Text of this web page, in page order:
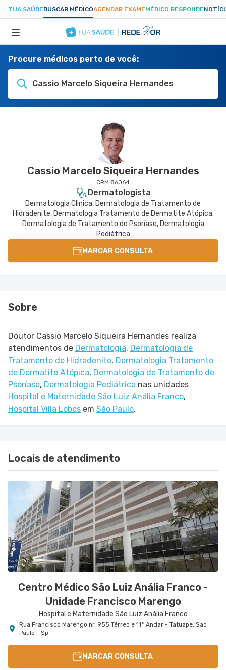
TUA SAÚDEBUSCAR MÉDICOAGENDAR EXAMEMÉDICO RESPONDE
ESPECIALIDADES
Procure médicos perto de você:
Cassio Marcelo Siqueira Hernandes
Cassio Marcelo Siqueira Hernandes
CRM 86064
Dermatologista
Dermatologia Clinica, Dermatologia de Tratamento de
Hidradenite, Dermatologia Tratamento de Dermatite Atópica,
Dermatologia de Tratamento de Psoríase, Dermatologia
Pediátrica
MARCAR CONSULTA
Sobre
Doutor Cassio Marcelo Siqueira Hernandes realiza
atendimentos de Dermatologia, Dermatologia de
Tratamento de Hidradenite, Dermatologia Tratamento
de Dermatite Atópica, Dermatologia de Tratamento de
Psoríase, Dermatologia Pediátrica nas unidades
Hospital e Maternidade São Luiz Anália Franco,
Hospital Villa Lobos em São Paulo.
Locais de atendimento
Centro Médico São Luiz Anália Franco -
Unidade Francisco Marengo
Hospital e Maternidade São Luiz Anália Franco
Rua Francisco Marengo nr. 955 Térreo e 11° Andar - Tatuape, Sao
Paulo - Sp
MARCAR CONSULTA